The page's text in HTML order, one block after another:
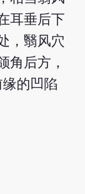
耳垂后下
，翳风穴
角后方，
的凹陷